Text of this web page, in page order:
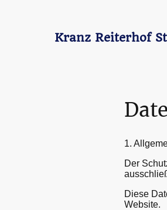
Kranz Reiterhof
1.
Der
Diese
Website.